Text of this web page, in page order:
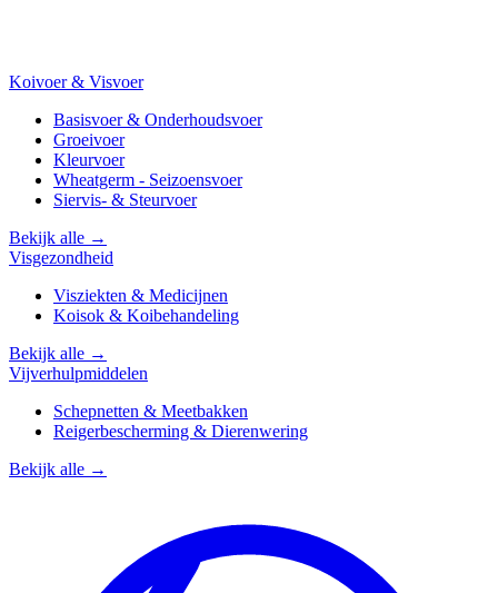
Koivoer & Visvoer
Basisvoer & Onderhoudsvoer
Groeivoer
Kleurvoer
Wheatgerm - Seizoensvoer
Siervis- & Steurvoer
Bekijk alle →
Visgezondheid
Visziekten & Medicijnen
Koisok & Koibehandeling
Bekijk alle →
Vijverhulpmiddelen
Schepnetten & Meetbakken
Reigerbescherming & Dierenwering
Bekijk alle →